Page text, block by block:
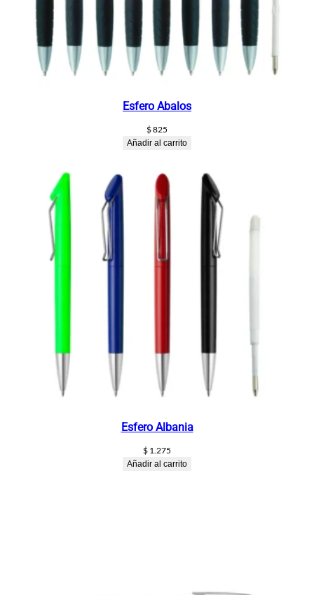
Esfero Abalos
$825
Añadir al carrito
Esfero Albania
$ 1.275
Añadir al carrito